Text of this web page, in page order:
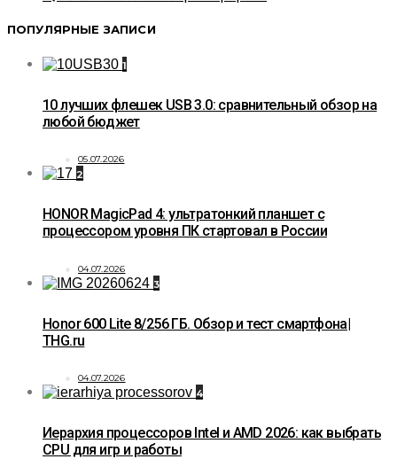
ПОПУЛЯРНЫЕ ЗАПИСИ
1
10 лучших флешек USB 3.0: сравнительный обзор на
любой бюджет
05.07.2026
2
HONOR MagicPad 4: ультратонкий планшет с
процессором уровня ПК стартовал в России
04.07.2026
3
Honor 600 Lite 8/256 ГБ. Обзор и тест смартфона|
THG.ru
04.07.2026
4
Иерархия процессоров Intel и AMD 2026: как выбрать
CPU для игр и работы